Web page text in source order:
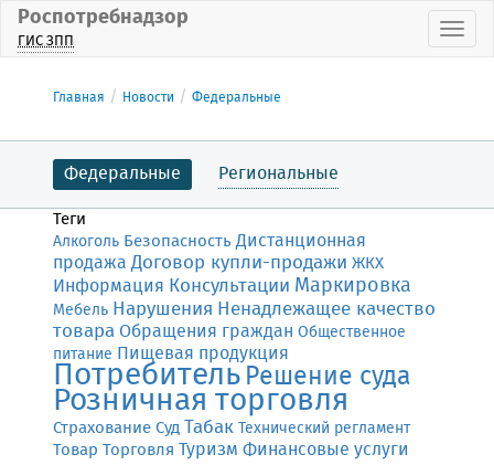
Роспотребнадзор
ГИС ЗПП
Главная Новости Федеральные
Федеральные Региональные
Теги
Алкоголь БезопасностьДистанционная
продажа Договор купли-продажи ЖКХ
Информация Консультации Маркировка
Мебель Нарушения Ненадлежащее качество
товара Обращения граждан Общественное
питание Пищевая продукция
ПотребительРешение суда
Розничная торговля
СтрахованиеСудТабакТехнический регламент
Товар Торговля Туризм Финансовые услуги